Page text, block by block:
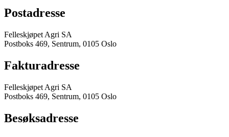
Postadresse
Felleskjøpet Agri SA
Postboks 469, Sentrum, 0105 Oslo
Fakturadresse
Felleskjøpet Agri SA
Postboks 469, Sentrum, 0105 Oslo
Besøksadresse